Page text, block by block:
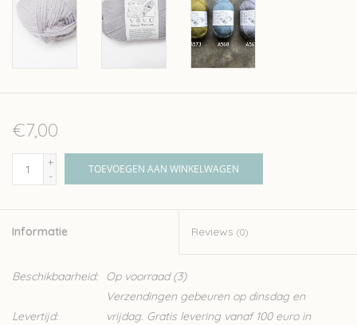
€7,00
+
-
TOEVOEGEN AAN WINKELWAGEN
Informatie Reviews (0)
Beschikbaarheid: Op voorraad(3)
Levertijd:
Verzendingen gebeuren op dinsdag en
vrijdag. Gratis levering vanaf 100 euro in